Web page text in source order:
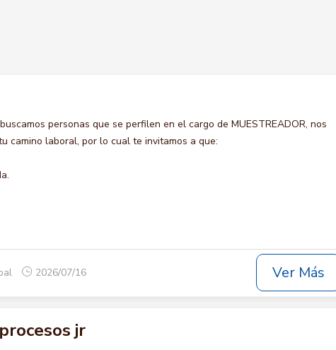
personas que se perfilen en el cargo de MUESTREADOR, nos
camino laboral, por lo cual te invitamos a que:
2026/07/16 Ver Más
jr